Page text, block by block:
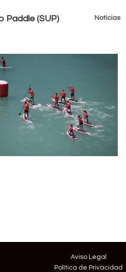
Paddle (SUP) Noticias
Aviso Legal
Política de Privacidad